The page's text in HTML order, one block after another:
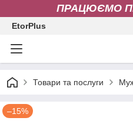
ПРАЦЮЄМО
EtorPlus
Товари та послуги
–15%